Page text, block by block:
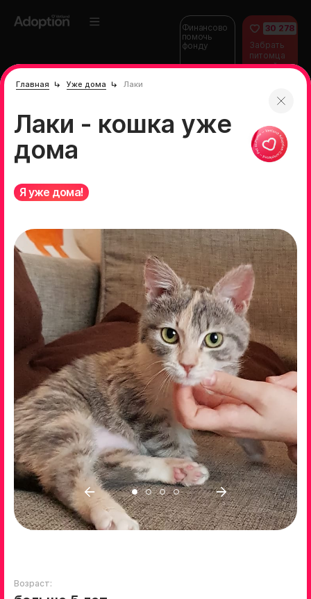
Финансово
помочь
фонду
30 278
Забрать
питомца
домой
Главная Уже дома Лаки
Лаки - кошка уже
дома
Я уже дома!
Возраст: